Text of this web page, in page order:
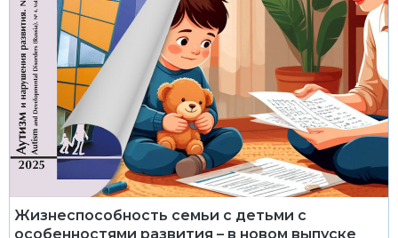
Жизнеспособность семьи с детьми с
особенностями развития – в новом выпуске